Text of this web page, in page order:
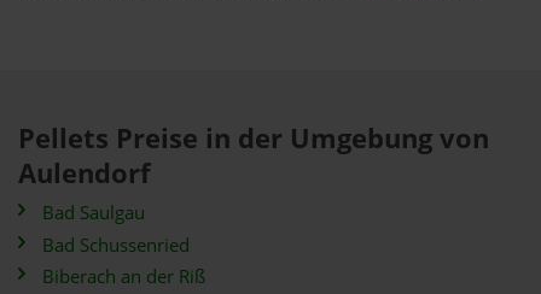
Pellets Preise in der Umgebung von
Aulendorf
Bad Saulgau
Bad Schussenried
Biberach an der Riß